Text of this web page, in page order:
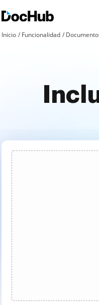
Inicio Funcionalidad